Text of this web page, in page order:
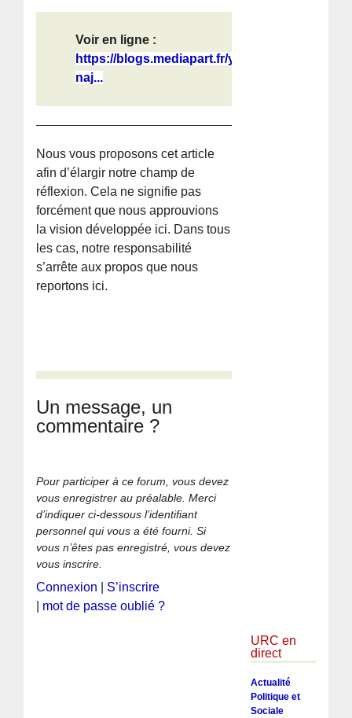
Voir en ligne :
https://blogs.mediapart.fr/yvan-
naj...
Nous vous proposons cet article
afin d’élargir notre champ de
réflexion. Cela ne signifie pas
forcément que nous approuvions
la vision développée ici. Dans tous
les cas, notre responsabilité
s’arrête aux propos que nous
reportons ici.
Un message, un
commentaire ?
Pour participer à ce forum, vous devez
vous enregistrer au préalable. Merci
d’indiquer ci-dessous l’identifiant
personnel qui vous a été fourni. Si
vous n’êtes pas enregistré, vous devez
vous inscrire.
Connexion
S’inscrire
mot de passe oublié ?
URC en
direct
Actualité
Politique et
Sociale